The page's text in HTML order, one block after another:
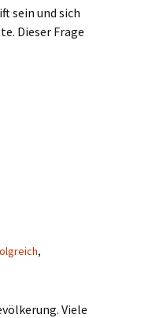
sein und sich
Dieser Frage
,
Viele